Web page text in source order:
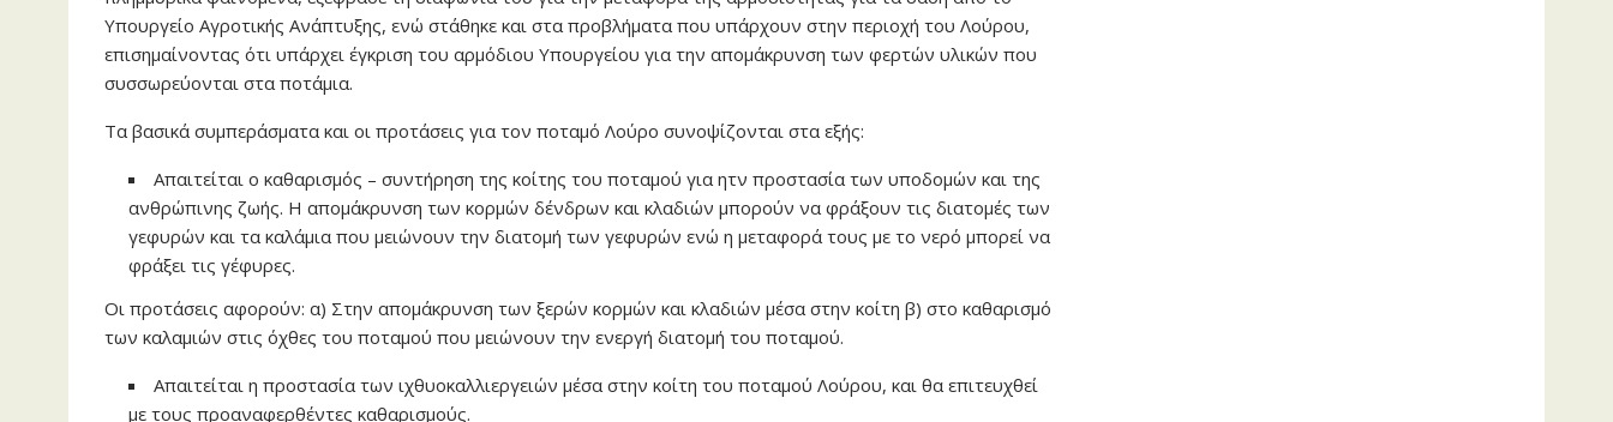
Υπουργείο Αγροτικής Ανάπτυξης, ενώ στάθηκε και στα προβλήματα που υπάρχουν στην περιοχή του Λούρου,
επισημαίνοντας ότι υπάρχει έγκριση του αρμόδιου Υπουργείου για την απομάκρυνση των φερτών υλικών που
συσσωρεύονται στα ποτάμια.
Τα βασικά συμπεράσματα και οι προτάσεις για τον ποταμό Λούρο συνοψίζονται στα εξής:
Απαιτείται ο καθαρισμός – συντήρηση της κοίτης του ποταμού για ητν προστασία των υποδομών και της
ανθρώπινης ζωής. Η απομάκρυνση των κορμών δένδρων και κλαδιών μπορούν να φράξουν τις διατομές των
γεφυρών και τα καλάμια που μειώνουν την διατομή των γεφυρών ενώ η μεταφορά τους με το νερό μπορεί να
φράξει τις γέφυρες.
Οι προτάσεις αφορούν: α) Στην απομάκρυνση των ξερών κορμών και κλαδιών μέσα στην κοίτη β) στο καθαρισμό
των καλαμιών στις όχθες του ποταμού που μειώνουν την ενεργή διατομή του ποταμού.
Απαιτείται η προστασία των ιχθυοκαλλιεργειών μέσα στην κοίτη του ποταμού Λούρου, και θα επιτευχθεί
με τους προαναφερθέντες καθαρισμούς.